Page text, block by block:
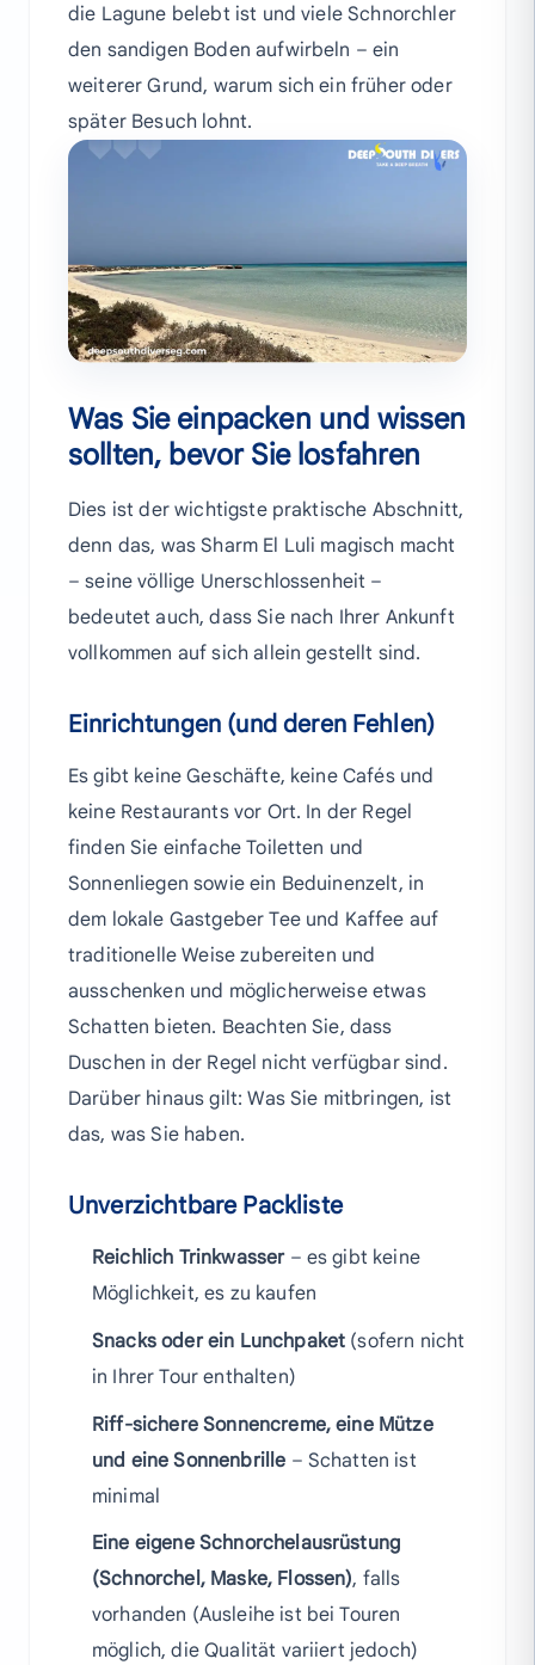
die Lagune belebt ist und viele Schnorchler
den sandigen Boden aufwirbeln – ein
weiterer Grund, warum sich ein früher oder
später Besuch lohnt.
Was Sie einpacken und wissen
sollten, bevor Sie losfahren
Dies ist der wichtigste praktische Abschnitt,
denn das, was Sharm El Luli magisch macht
– seine völlige Unerschlossenheit –
bedeutet auch, dass Sie nach Ihrer Ankunft
vollkommen auf sich allein gestellt sind.
Einrichtungen (und deren Fehlen)
Es gibt keine Geschäfte, keine Cafés und
keine Restaurants vor Ort. In der Regel
finden Sie einfache Toiletten und
Sonnenliegen sowie ein Beduinenzelt, in
dem lokale Gastgeber Tee und Kaffee auf
traditionelle Weise zubereiten und
ausschenken und möglicherweise etwas
Schatten bieten. Beachten Sie, dass
Duschen in der Regel nicht verfügbar sind.
Darüber hinaus gilt: Was Sie mitbringen, ist
das, was Sie haben.
Unverzichtbare Packliste
Reichlich Trinkwasser– es gibt keine
Möglichkeit, es zu kaufen
Snacks oder ein Lunchpaket (sofern nicht
in Ihrer Tour enthalten)
Riff-sichere Sonnencreme, eine Mütze
und eine Sonnenbrille – Schatten ist
minimal
Eine eigene Schnorchelausrüstung
(Schnorchel, Maske, Flossen), falls
vorhanden (Ausleihe ist bei Touren
möglich, die Qualität variiert jedoch)